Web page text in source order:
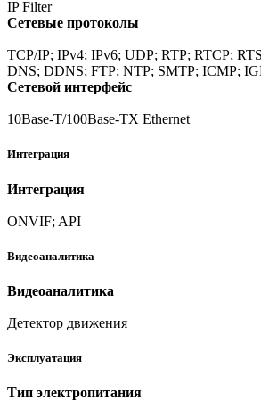
IP Filter
Сетевые протоколы
TCP/IP; IPv4; IPv6; UDP; RTP; RTCP;
DNS; DDNS; FTP; NTP; SMTP; ICMP;
Сетевой интерфейс
10Base-T/100Base-TX Ethernet
Интеграция
Интеграция
ONVIF; API
Видеоаналитика
Видеоаналитика
Детектор движения
Эксплуатация
Тип электропитания